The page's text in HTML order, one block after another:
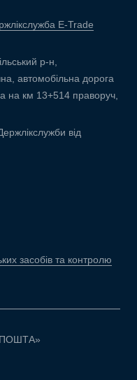
E-Trade
р-н,
автомобільна дорога
на км 13+514 праворуч,
від
засобів та контролю